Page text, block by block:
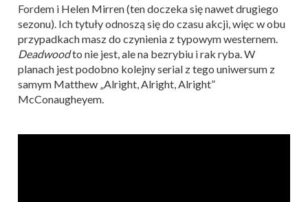
Fordem i Helen Mirren (ten doczeka się nawet drugiego
sezonu). Ich tytuły odnoszą się do czasu akcji, więc w obu
przypadkach masz do czynienia z typowym westernem.
Deadwoodto nie jest, ale na bezrybiu i rak ryba. W
planach jest podobno kolejny serial z tego uniwersum z
samym Matthew „Alright, Alright, Alright”
McConaugheyem.